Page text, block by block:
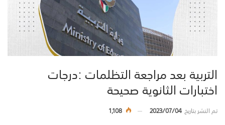
التربية بعد مراجعة التظلمات :درجات
اختبارات الثانوية صحيحة
تم النشر بتاريخ2023/07/04
1,108